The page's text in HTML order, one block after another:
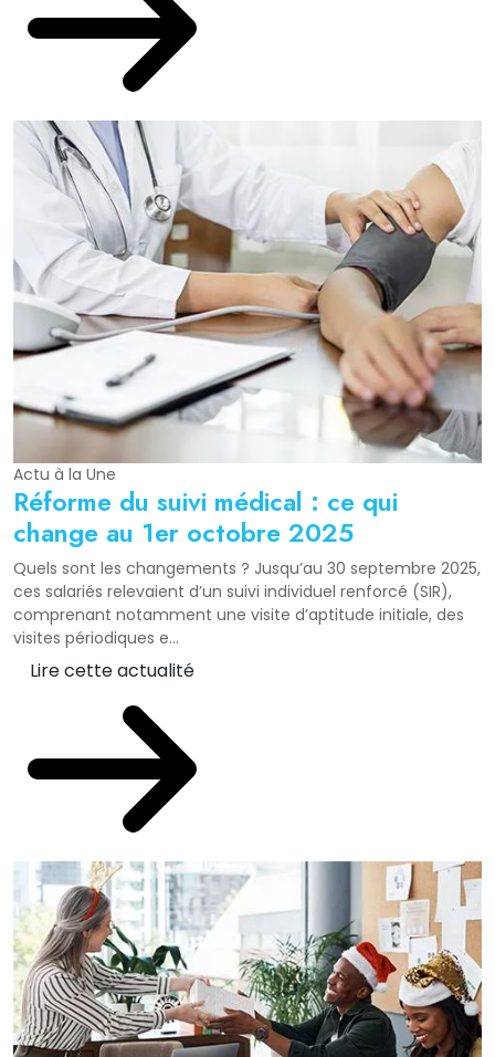
Actu à la Une
Réforme du suivi médical : ce qui
change au 1er octobre 2025
Quels sont les changements ? Jusqu’au 30 septembre 2025,
ces salariés relevaient d’un suivi individuel renforcé (SIR),
comprenant notamment une visite d’aptitude initiale, des
visites périodiques e...
Lire cette actualité